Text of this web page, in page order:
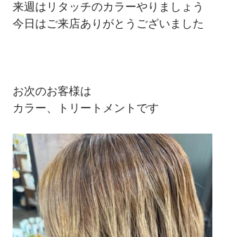
来週はリタッチのカラーやりましょう
今日はご来店ありがとうございました
お次のお客様は
カラー、トリートメントです